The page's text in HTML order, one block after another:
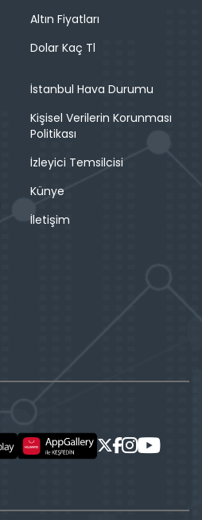
Altın Fiyatları
Dolar Kaç Tl
İstanbul Hava Durumu
Kişisel Verilerin Korunması
Politikası
İzleyici Temsilcisi
Künye
İletişim